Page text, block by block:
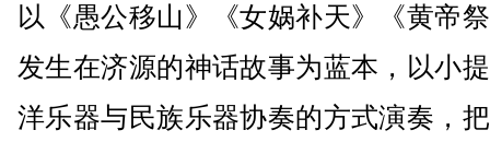
以《愚公移山》《女娲补天》《黄帝
发生在济源的神话故事为蓝本，以小
洋乐器与民族乐器协奏的方式演奏，